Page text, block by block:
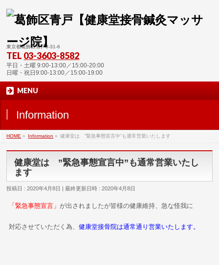
東京都葛飾区青戸3-31-6
TEL 03-3603-8582
平日・土曜 9:00-13:00／15:00-20:00
日曜・祝日9:00-13:00／15:00-19:00
MENU
Information
HOME » Information » 健康堂は ”緊急事態宣言中”も通常営業いたします
健康堂は ”緊急事態宣言中”も通常営業いたし
ます
投稿日 : 2020年4月8日 最終更新日時 : 2020年4月8日
「緊急事態宣言」 が出されましたが皆様の健康維持、急な怪我に
対応させていただく為、健康堂接骨院は通常通り営業いたします。